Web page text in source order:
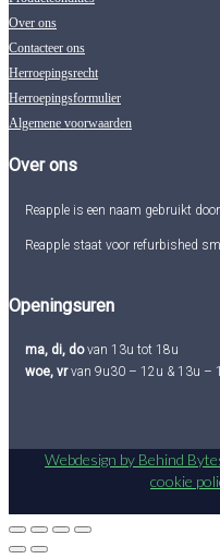
Over ons
Contacteer ons
Herroepingsrecht
Herroepingsformulier
Algemene voorwaarden
Over ons
Reapple is een naam gebruikt
Reapple staat voor refurbished
Openingsuren
ma, di, dovan 13u tot 18u
woe, vrvan 9u30 – 12u & 13u –
Webdesign by Behind
cookie